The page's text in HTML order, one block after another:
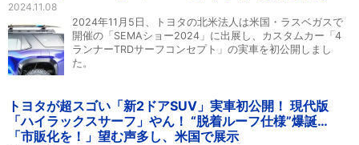
2024.11.08
2024年11月5日、トヨタの北米法人は米国・ラスベガスで
開催の「SEMAショー2024」に出展し、カスタムカー「4
ランナーTRDサーフコンセプト」の実車を初公開しまし
た。
トヨタが超スゴい「新2ドアSUV」実車初公開！ 現代版
「ハイラックスサーフ」やん！ “脱着ルーフ仕様”爆誕…
「市販化を！」望む声多し、米国で展示